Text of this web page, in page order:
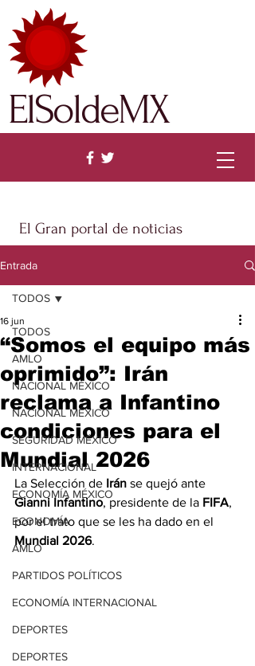
El Gran portal de noticias
ElSoldeMX
Entrada
TODOS
AMLO
NACIONAL MÉXICO
NACIONAL MÉXICO
SEGURIDAD MÉXICO
INTERNACIONAL
ECONOMÍA MÉXICO
ECONOMÍA
AMLO
PARTIDOS POLÍTICOS
ECONOMÍA INTERNACIONAL
DEPORTES
DEPORTES
TODOS
“Somos el equipo más
oprimido”: Irán
reclama a Infantino
condiciones para el
Mundial 2026
16 jun
La Selección de Irán se quejó ante
Gianni Infantino, presidente de la FIFA,
por el trato que se les ha dado en el
Mundial 2026.